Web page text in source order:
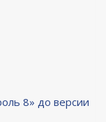
8» до версии